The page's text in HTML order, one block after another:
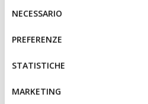
IMPOSTAZIONI potrai anche
altri strumenti di tracciamento
informazioni o per modificare
tue impostazioni, visita la nostra
consenso
NECESSARIO
PREFERENZE
STATISTICHE
MARKETING